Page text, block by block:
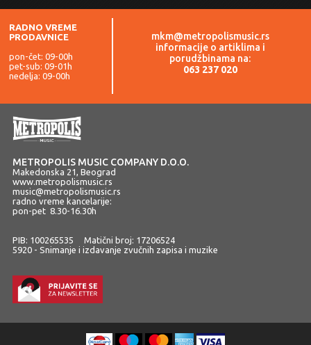
RADNO VREME
PRODAVNICE
pon-čet: 09-00h
pet-sub: 09-01h
nedelja: 09-00h
mkm@metropolismusic.rs
informacije o artiklima i
porudžbinama na:
063 237 020
METROPOLIS MUSIC COMPANY D.O.O.
Makedonska 21, Beograd
www.metropolismusic.rs
music@metropolismusic.rs
radno vreme kancelarije:
pon-pet 8.30-16.30h
PIB: 100265535 Matični broj: 17206524
5920 - Snimanje i izdavanje zvučnih zapisa i muzike